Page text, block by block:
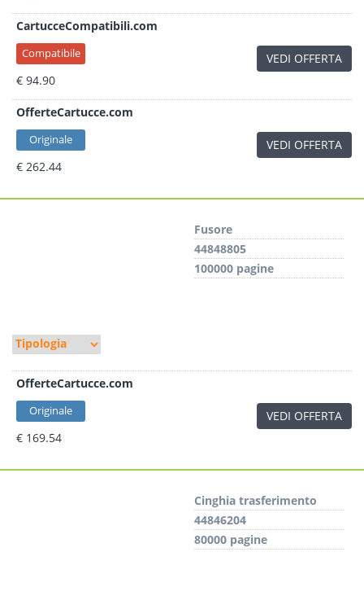
CartucceCompatibili.com
Compatibile
€ 94.90
VEDI OFFERTA
OfferteCartucce.com
Originale
€ 262.44
VEDI OFFERTA
Fusore
44848805
100000 pagine
OfferteCartucce.com
Originale
€ 169.54
VEDI OFFERTA
Cinghia trasferimento
44846204
80000 pagine